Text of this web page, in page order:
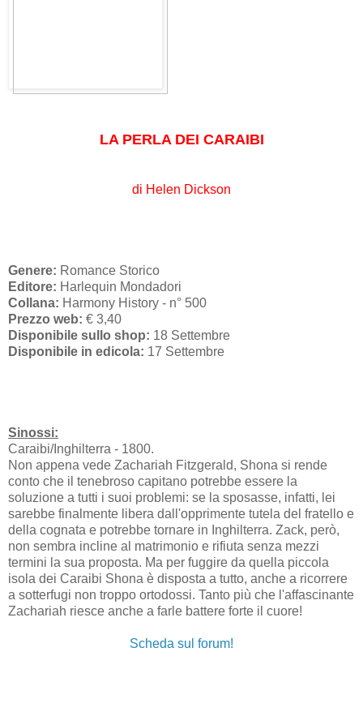
LA PERLA DEI CARAIBI
di Helen Dickson
Genere: Romance Storico
Editore: Harlequin Mondadori
Collana: Harmony History - n° 500
Prezzo web: € 3,40
Disponibile sullo shop: 18 Settembre
Disponibile in edicola: 17 Settembre
Sinossi:
Caraibi/Inghilterra - 1800.
Non appena vede Zachariah Fitzgerald, Shona si rende
conto che il tenebroso capitano potrebbe essere la
soluzione a tutti i suoi problemi: se la sposasse, infatti, lei
sarebbe finalmente libera dall'opprimente tutela del fratello e
della cognata e potrebbe tornare in Inghilterra. Zack, però,
non sembra incline al matrimonio e rifiuta senza mezzi
termini la sua proposta. Ma per fuggire da quella piccola
isola dei Caraibi Shona è disposta a tutto, anche a ricorrere
a sotterfugi non troppo ortodossi. Tanto più che l'affascinante
Zachariah riesce anche a farle battere forte il cuore!
Scheda sul forum!